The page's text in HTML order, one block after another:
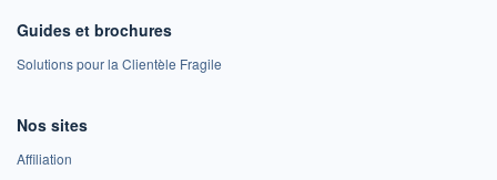
Guides et brochures
Solutions pour la Clientèle Fragile
Nos sites
Affiliation